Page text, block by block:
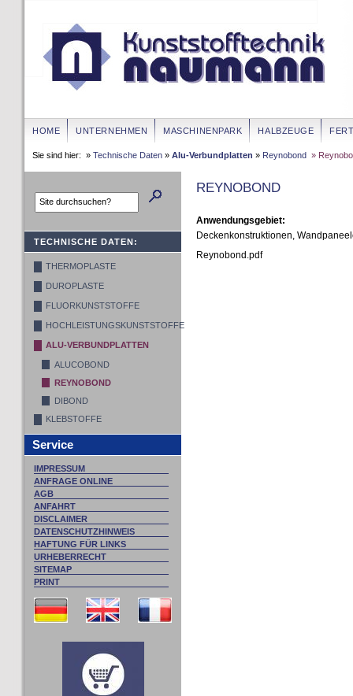
HOME UNTERNEHMEN MASCHINENPARK HALBZEUGE
Sie sind hier: » Technische Daten » Alu-Verbundplatten » Reynobond »
TECHNISCHE DATEN:
THERMOPLASTE
DUROPLASTE
FLUORKUNSTSTOFFE
HOCHLEISTUNGSKUNSTSTOFFE
ALU-VERBUNDPLATTEN
ALUCOBOND
REYNOBOND
DIBOND
KLEBSTOFFE
Service
IMPRESSUM
ANFRAGE ONLINE
AGB
ANFAHRT
DISCLAIMER
DATENSCHUTZHINWEIS
HAFTUNG FÜR LINKS
URHEBERRECHT
SITEMAP
PRINT
REYNOBOND
Anwendungsgebiet:
Deckenkonstruktionen,
Reynobond.pdf